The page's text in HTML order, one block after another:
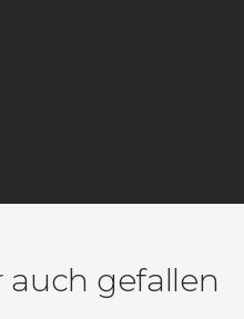
auch gefallen